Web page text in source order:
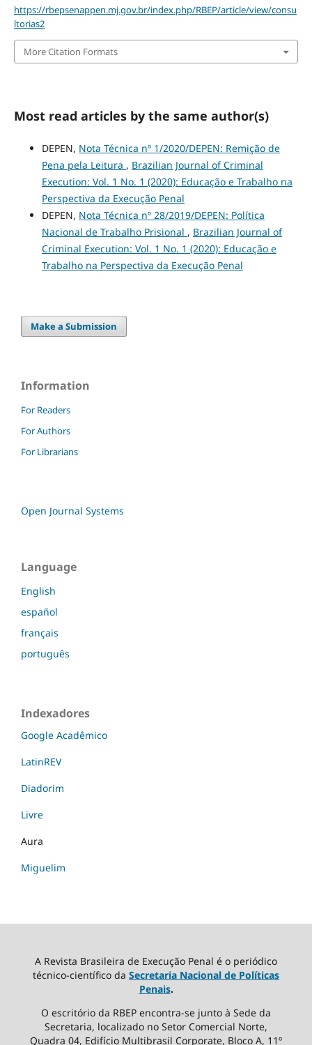
https://rbepsenappen.mj.gov.br/index.php/RBEP/article/view/consu
ltorias2
More Citation Formats
Most read articles by the same author(s)
DEPEN, Nota Técnica nº 1/2020/DEPEN: Remição de
Pena pela Leitura , Brazilian Journal of Criminal
Execution: Vol. 1 No. 1 (2020): Educação e Trabalho na
Perspectiva da Execução Penal
DEPEN, Nota Técnica nº 28/2019/DEPEN: Política
Nacional de Trabalho Prisional , Brazilian Journal of
Criminal Execution: Vol. 1 No. 1 (2020): Educação e
Trabalho na Perspectiva da Execução Penal
Make a Submission
Information
For Readers
For Authors
For Librarians
Open Journal Systems
Language
English
español
français
português
Indexadores
Google Acadêmico
LatinREV
Diadorim
Livre
Aura
Miguelim
A Revista Brasileira de Execução Penal é o periódico
técnico-científico da Secretaria Nacional de Políticas
Penais.
O escritório da RBEP encontra-se junto à Sede da
Secretaria, localizado no Setor Comercial Norte,
Quadra 04, Edifício Multibrasil Corporate, Bloco A, 11º